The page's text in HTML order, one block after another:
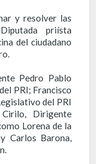
y resolver las
priísta
del ciudadano
Pedro Pablo
PRI; Francisco
del PRI
Dirigente
Lorena de la
Carlos Barona,